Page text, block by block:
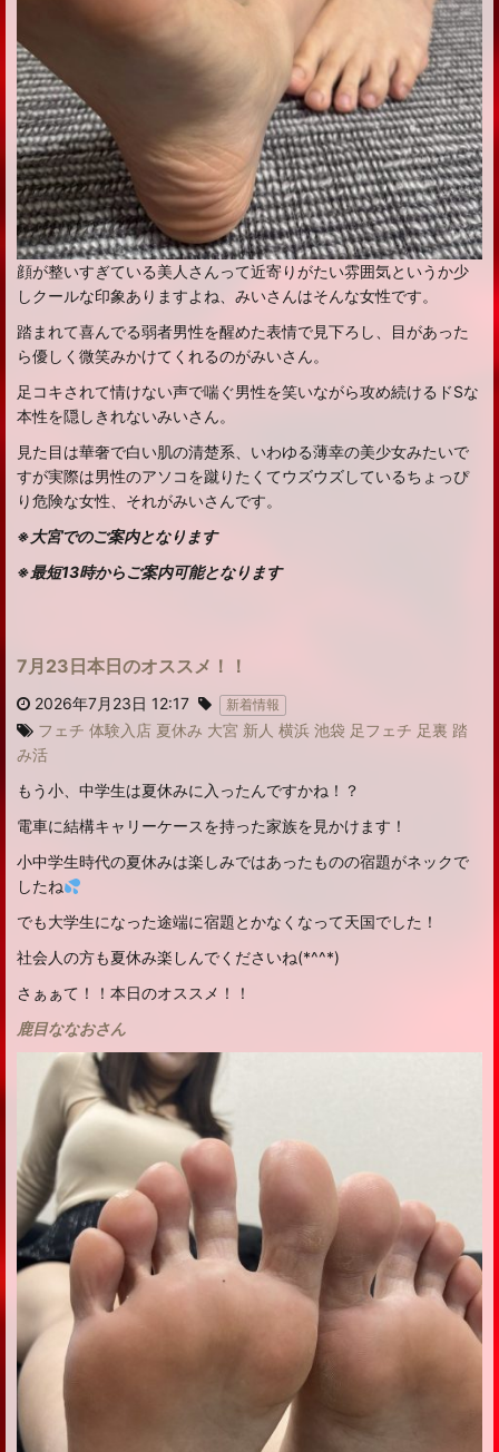
顔が整いすぎている美人さんって近寄りがたい雰囲気というか少
しクールな印象ありますよね、みいさんはそんな女性です。
踏まれて喜んでる弱者男性を醒めた表情で見下ろし、目があった
ら優しく微笑みかけてくれるのがみいさん。
足コキされて情けない声で喘ぐ男性を笑いながら攻め続けるドSな
本性を隠しきれないみいさん。
見た目は華奢で白い肌の清楚系、いわゆる薄幸の美少女みたいで
すが実際は男性のアソコを蹴りたくてウズウズしているちょっぴ
り危険な女性、それがみいさんです。
※大宮でのご案内となります
※最短13時からご案内可能となります
7月23日本日のオススメ！！
2026年7月23日 12:17 新着情報
フェチ 体験入店 夏休み 大宮 新人 横浜 池袋 足フェチ 足裏 踏
み活
もう小、中学生は夏休みに入ったんですかね！？
電車に結構キャリーケースを持った家族を見かけます！
小中学生時代の夏休みは楽しみではあったものの宿題がネックで
したね
でも大学生になった途端に宿題とかなくなって天国でした！
社会人の方も夏休み楽しんでくださいね(*^^*)
さぁぁて！！本日のオススメ！！
鹿目ななおさん